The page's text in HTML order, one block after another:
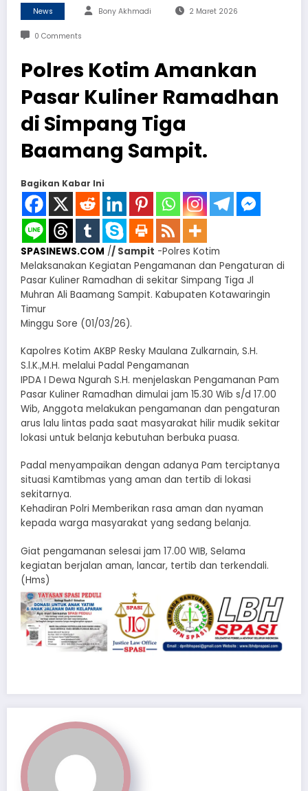
News Bony Akhmadi 2 Maret 2026
0 Comments
Polres Kotim Amankan
Pasar Kuliner Ramadhan
di Simpang Tiga
Baamang Sampit.
Bagikan Kabar Ini
SPASINEWS.COM // Sampit -Polres Kotim
Melaksanakan Kegiatan Pengamanan dan Pengaturan di
Pasar Kuliner Ramadhan di sekitar Simpang Tiga Jl
Muhran Ali Baamang Sampit. Kabupaten Kotawaringin
Timur
Minggu Sore (01/03/26).
Kapolres Kotim AKBP Resky Maulana Zulkarnain, S.H.
S.l.K.,M.H. melalui Padal Pengamanan
IPDA I Dewa Ngurah S.H. menjelaskan Pengamanan Pam
Pasar Kuliner Ramadhan dimulai jam 15.30 Wib s/d 17.00
Wib, Anggota melakukan pengamanan dan pengaturan
arus lalu lintas pada saat masyarakat hilir mudik sekitar
lokasi untuk belanja kebutuhan berbuka puasa.
Padal menyampaikan dengan adanya Pam terciptanya
situasi Kamtibmas yang aman dan tertib di lokasi
sekitarnya.
Kehadiran Polri Memberikan rasa aman dan nyaman
kepada warga masyarakat yang sedang belanja.
Giat pengamanan selesai jam 17.00 WIB, Selama
kegiatan berjalan aman, lancar, tertib dan terkendali.
(Hms)